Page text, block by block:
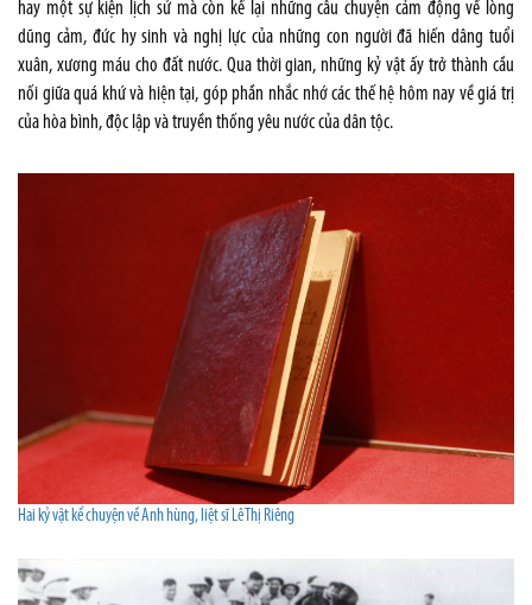
hay một sự kiện lịch sử mà còn kể lại những câu chuyện cảm động về lòng
dũng cảm, đức hy sinh và nghị lực của những con người đã hiến dâng tuổi
xuân, xương máu cho đất nước. Qua thời gian, những kỷ vật ấy trở thành cầu
nối giữa quá khứ và hiện tại, góp phần nhắc nhớ các thế hệ hôm nay về giá trị
của hòa bình, độc lập và truyền thống yêu nước của dân tộc.
Hai kỷ vật kể chuyện về Anh hùng, liệt sĩ Lê Thị Riêng